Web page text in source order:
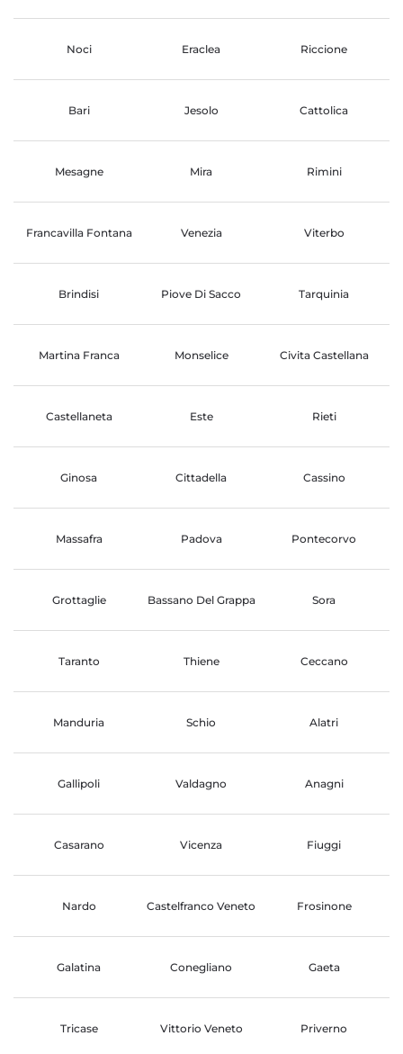
Noci Eraclea Riccione
Bari Jesolo Cattolica
Mesagne Mira Rimini
Francavilla Fontana Venezia Viterbo
Brindisi Piove Di Sacco Tarquinia
Martina Franca Monselice Civita Castellana
Castellaneta Este Rieti
Ginosa Cittadella Cassino
Massafra Padova Pontecorvo
Grottaglie Bassano Del Grappa Sora
Taranto Thiene Ceccano
Manduria Schio Alatri
Gallipoli Valdagno Anagni
Casarano Vicenza Fiuggi
Nardo Castelfranco Veneto Frosinone
Galatina Conegliano Gaeta
Tricase Vittorio Veneto Priverno